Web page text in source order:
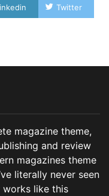
Twitter
magazine theme,
and review
magazines theme
literally never seen
works like this